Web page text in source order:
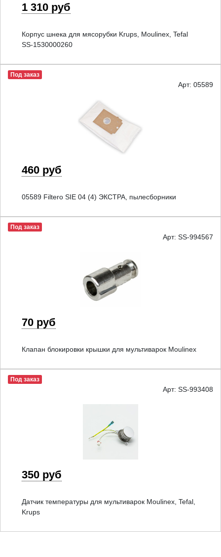
1 310 руб
Корпус шнека для мясорубки Krups, Moulinex, Tefal
SS-1530000260
Под заказ
Арт: 05589
460 руб
05589 Filtero SIE 04 (4) ЭКСТРА, пылесборники
Под заказ
Арт: SS-994567
70 руб
Клапан блокировки крышки для мультиварок Moulinex
Под заказ
Арт: SS-993408
350 руб
Датчик температуры для мультиварок Moulinex, Tefal,
Krups